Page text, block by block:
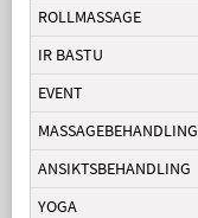
ROLLMASSAGE
IR BASTU
EVENT
MASSAGEBEHANDLING
ANSIKTSBEHANDLING
YOGA